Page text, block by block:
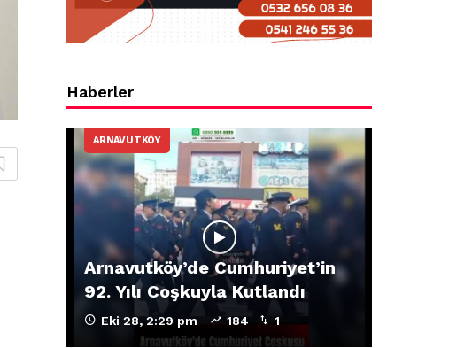
Haberler
ARNAVUTKÖY
Arnavutköy’de Cumhuriyet’in
92. Yılı Coşkuyla Kutlandı
Eki 28, 2:29 pm 184 1